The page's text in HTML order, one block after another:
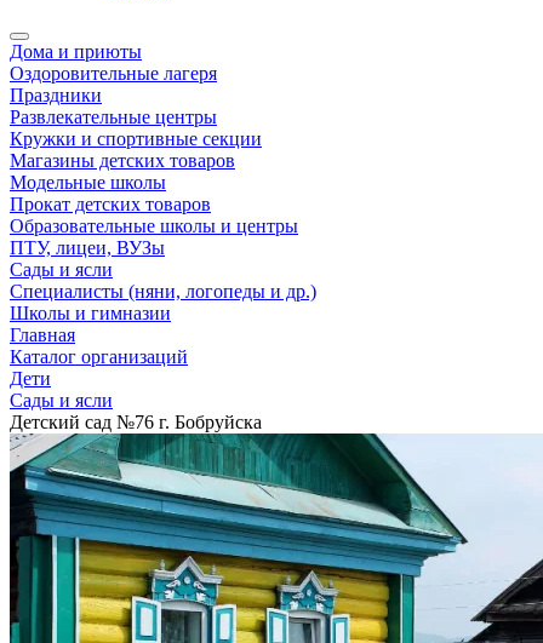
Дома и приюты
Оздоровительные лагеря
Праздники
Развлекательные центры
Кружки и спортивные секции
Магазины детских товаров
Модельные школы
Прокат детских товаров
Образовательные школы и центры
ПТУ, лицеи, ВУЗы
Сады и ясли
Специалисты (няни, логопеды и др.)
Школы и гимназии
Главная
Каталог организаций
Дети
Сады и ясли
Детский сад №76 г. Бобруйска